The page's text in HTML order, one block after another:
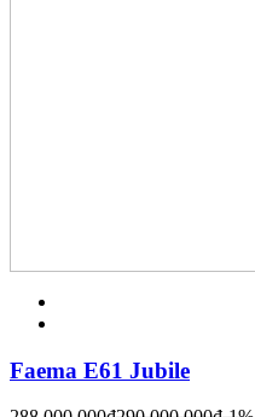
Faema E61 Jubile